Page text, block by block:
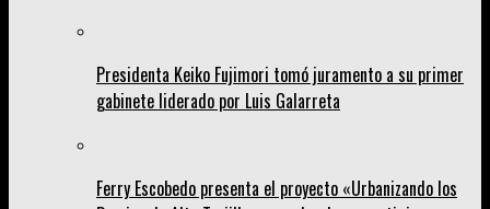
Presidenta Keiko Fujimori tomó juramento a su primer
gabinete liderado por Luis Galarreta
Ferry Escobedo presenta el proyecto «Urbanizando los